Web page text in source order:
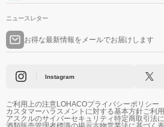
ニュースレター
お得な最新情報をメールでお届けします
Instagram
ご利用上の注意LOHACOプライバシーポリシー
カスタマーハラスメントに対する基本方針ご利
アスクルのサイバーセキュリティ特定商取引法